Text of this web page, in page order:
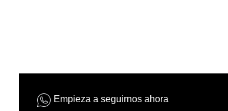
Empieza a seguirnos ahora